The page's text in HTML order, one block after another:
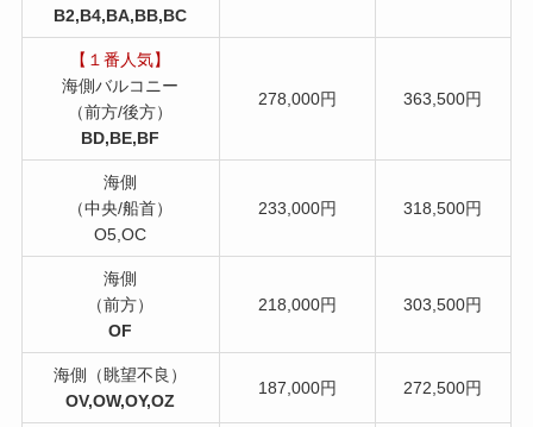
B2,B4,BA,BB,BC
【１番人気】
海側バルコニー
（前方/後方）
BD,BE,BF
278,000円 363,500円
海側
（中央/船首）
O5,OC
233,000円 318,500円
海側
（前方）
OF
218,000円 303,500円
海側（眺望不良）
OV,OW,OY,OZ
187,000円 272,500円